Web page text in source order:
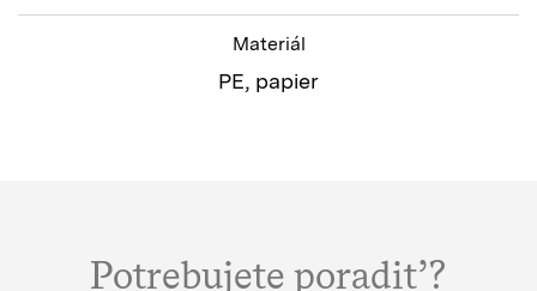
Materiál
PE, papier
Potrebujete poradiť?